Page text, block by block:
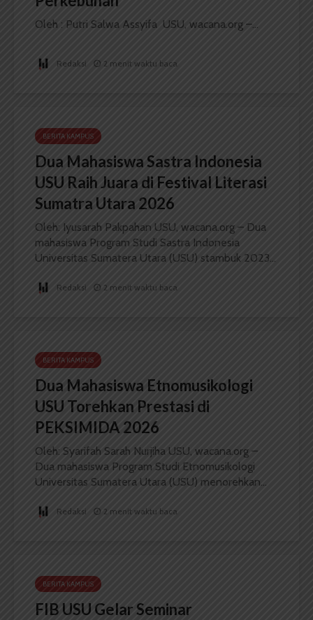
Oleh : Putri Salwa Assyifa USU, wacana.org –...
Redaksi 2 menit waktu baca
BERITA KAMPUS
Dua Mahasiswa Sastra Indonesia
USU Raih Juara di Festival Literasi
Sumatra Utara 2026
Oleh: Iyusarah Pakpahan USU, wacana.org – Dua
mahasiswa Program Studi Sastra Indonesia
Universitas Sumatera Utara (USU) stambuk 2023...
Redaksi 2 menit waktu baca
BERITA KAMPUS
Dua Mahasiswa Etnomusikologi
USU Torehkan Prestasi di
PEKSIMIDA 2026
Oleh: Syarifah Sarah Nurjiha USU, wacana.org –
Dua mahasiswa Program Studi Etnomusikologi
Universitas Sumatera Utara (USU) menorehkan...
Redaksi 2 menit waktu baca
BERITA KAMPUS
FIB USU Gelar Seminar